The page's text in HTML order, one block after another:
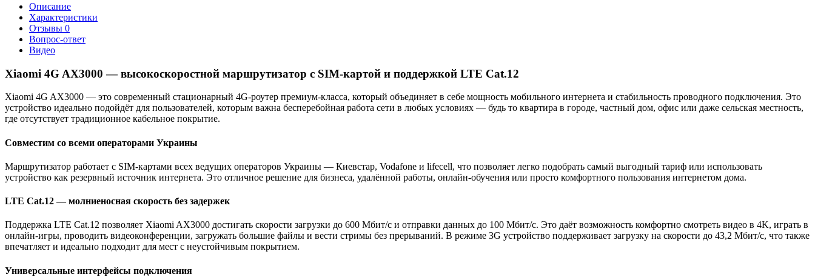
Описание
Характеристики
Отзывы 0
Вопрос-ответ
Видео
Xiaomi 4G AX3000 — высокоскоростной маршрутизатор с SIM-картой и поддержкой LTE Cat.12
Xiaomi 4G AX3000 — это современный стационарный 4G-роутер премиум-класса, который объединяет в себе мощность мобильного интернета и стабильность проводного подключения. Это
устройство идеально подойдёт для пользователей, которым важна бесперебойная работа сети в любых условиях — будь то квартира в городе, частный дом, офис или даже сельская местность,
где отсутствует традиционное кабельное покрытие.
Совместим со всеми операторами Украины
Маршрутизатор работает с SIM-картами всех ведущих операторов Украины — Киевстар, Vodafone и lifecell, что позволяет легко подобрать самый выгодный тариф или использовать
устройство как резервный источник интернета. Это отличное решение для бизнеса, удалённой работы, онлайн-обучения или просто комфортного пользования интернетом дома.
LTE Cat.12 — молниеносная скорость без задержек
Поддержка LTE Cat.12 позволяет Xiaomi AX3000 достигать скорости загрузки до 600 Мбит/с и отправки данных до 100 Мбит/с. Это даёт возможность комфортно смотреть видео в 4K, играть в
онлайн-игры, проводить видеоконференции, загружать большие файлы и вести стримы без прерываний. В режиме 3G устройство поддерживает загрузку на скорости до 43,2 Мбит/с, что также
впечатляет и идеально подходит для мест с неустойчивым покрытием.
Универсальные интерфейсы подключения